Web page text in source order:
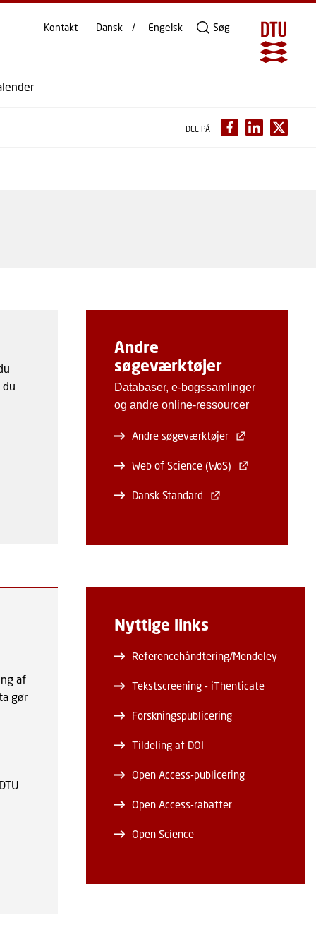
Kontakt Dansk Engelsk Søg
DEL PÅ
du
Andre
søgeværktøjer
Databaser, e-bogssamlinger
og andre online-ressourcer
Andre søgeværktøjer
Web of Science (WoS)
Dansk Standard
af
gør
Nyttige links
Referencehåndtering/Mendeley
Tekstscreening - iThenticate
Forskningspublicering
Tildeling af DOI
Open Access-publicering
Open Access-rabatter
Open Science